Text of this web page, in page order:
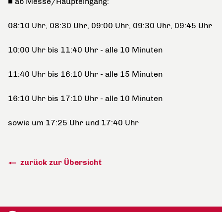
08:10 Uhr, 08:30 Uhr, 09:00 Uhr, 09:30 Uhr, 09:45 Uhr
10:00 Uhr bis 11:40 Uhr - alle 10 Minuten
11:40 Uhr bis 16:10 Uhr - alle 15 Minuten
16:10 Uhr bis 17:10 Uhr - alle 10 Minuten
sowie um 17:25 Uhr und 17:40 Uhr
zurück zur Übersicht